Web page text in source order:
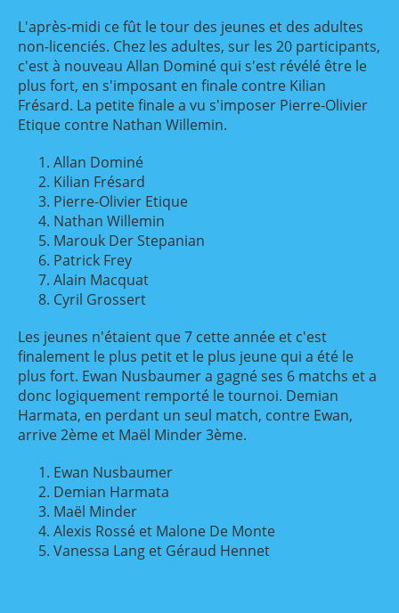
L'après-midi ce fût le tour des jeunes et des adultes
non-licenciés. Chez les adultes, sur les 20 participants,
c'est à nouveau Allan Dominé qui s'est révélé être le
plus fort, en s'imposant en finale contre Kilian
Frésard. La petite finale a vu s'imposer Pierre-Olivier
Etique contre Nathan Willemin.
Allan Dominé
Kilian Frésard
Pierre-Olivier Etique
Nathan Willemin
Marouk Der Stepanian
Patrick Frey
Alain Macquat
Cyril Grossert
Les jeunes n'étaient que 7 cette année et c'est
finalement le plus petit et le plus jeune qui a été le
plus fort. Ewan Nusbaumer a gagné ses 6 matchs et a
donc logiquement remporté le tournoi. Demian
Harmata, en perdant un seul match, contre Ewan,
arrive 2ème et Maël Minder 3ème.
Ewan Nusbaumer
Demian Harmata
Maël Minder
Alexis Rossé et Malone De Monte
Vanessa Lang et Géraud Hennet